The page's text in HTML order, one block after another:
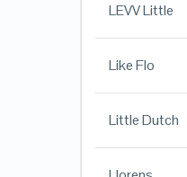
LEVV Little
Like Flo
Little Dutch